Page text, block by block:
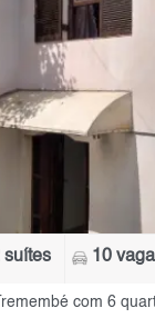
suítes 10
com 6